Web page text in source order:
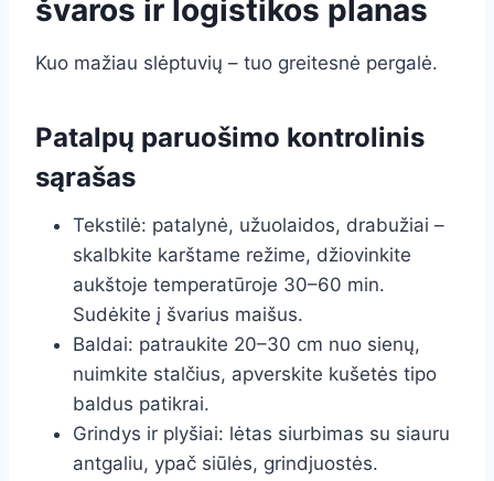
švaros ir logistikos planas
Kuo mažiau slėptuvių – tuo greitesnė pergalė.
Patalpų paruošimo kontrolinis
sąrašas
Tekstilė: patalynė, užuolaidos, drabužiai –
skalbkite karštame režime, džiovinkite
aukštoje temperatūroje 30–60 min.
Sudėkite į švarius maišus.
Baldai: patraukite 20–30 cm nuo sienų,
nuimkite stalčius, apverskite kušetės tipo
baldus patikrai.
Grindys ir plyšiai: lėtas siurbimas su siauru
antgaliu, ypač siūlės, grindjuostės.